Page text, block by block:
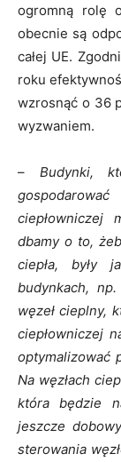
ogromną rolę
obecnie są
całej UE.
roku
wzrosnąć o 36
wyzwaniem.
– Budynki,
ciepłowniczej
dbamy o to,
ciepła, były
budynkach,
węzeł cieplny,
ciepłowniczej
optymalizować
Na węzłach
która będzie
jeszcze
sterowania